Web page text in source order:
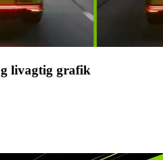
livagtig grafik